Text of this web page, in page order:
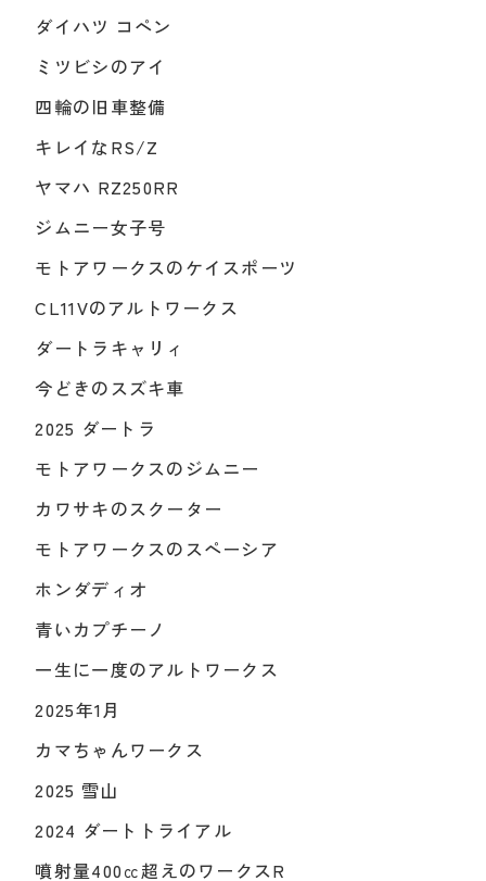
ダイハツ コペン
ミツビシのアイ
四輪の旧車整備
キレイなRS/Z
ヤマハ RZ250RR
ジムニー女子号
モトアワークスのケイスポーツ
CL11Vのアルトワークス
ダートラキャリィ
今どきのスズキ車
2025 ダートラ
モトアワークスのジムニー
カワサキのスクーター
モトアワークスのスペーシア
ホンダディオ
青いカプチーノ
一生に一度のアルトワークス
2025年1月
カマちゃんワークス
2025 雪山
2024 ダートトライアル
噴射量400㏄超えのワークスR